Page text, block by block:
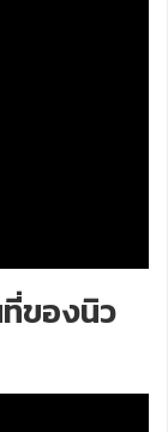
ของนิว